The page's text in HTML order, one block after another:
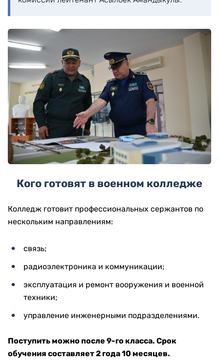
Кого готовят в военном колледже
Колледж готовит профессиональных сержантов по
нескольким направлениям:
связь;
радиоэлектроника и коммуникации;
эксплуатация и ремонт вооружения и военной
техники;
управление инженерными подразделениями.
Поступить можно после 9-го класса. Срок
обучения составляет 2 года 10 месяцев.